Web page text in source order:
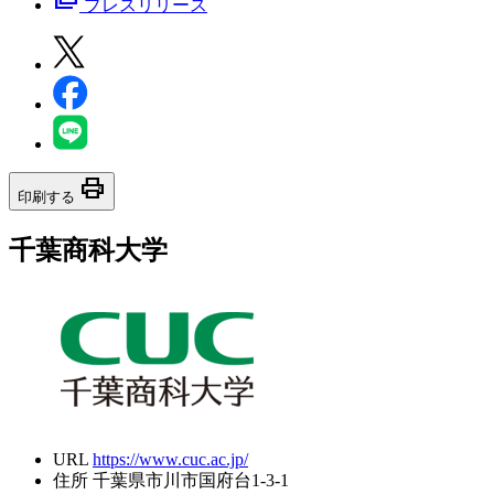
プレスリリース
印刷する print
千葉商科大学
URL https://www.cuc.ac.jp/
住所 千葉県市川市国府台1-3-1